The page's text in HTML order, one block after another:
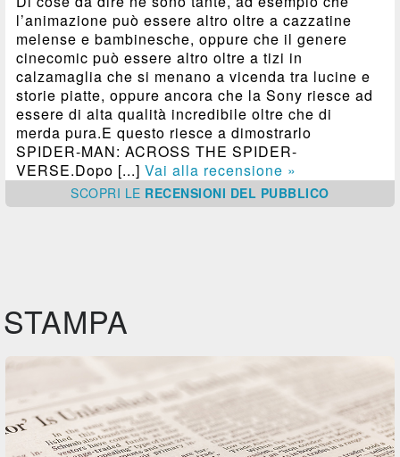
l’animazione può essere altro oltre a cazzatine
melense e bambinesche, oppure che il genere
cinecomic può essere altro oltre a tizi in
calzamaglia che si menano a vicenda tra lucine e
storie piatte, oppure ancora che la Sony riesce ad
essere di alta qualità incredibile oltre che di
merda pura.E questo riesce a dimostrarlo
SPIDER-MAN: ACROSS THE SPIDER-
VERSE.Dopo [...]Vai alla recensione »
SCOPRI LE RECENSIONI DEL PUBBLICO
STAMPA